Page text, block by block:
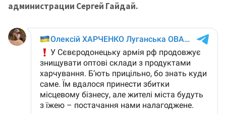
администрации Сергей Гайдай.